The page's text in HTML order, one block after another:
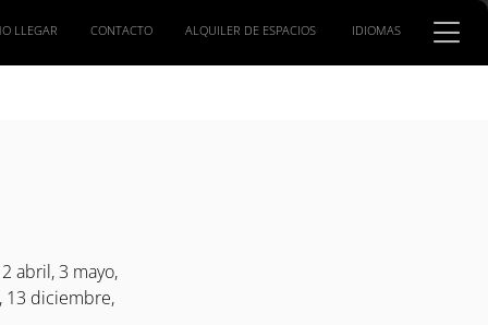
LLEGAR CONTACTO ALQUILER DE ESPACIOS IDIOMAS
abril, 3 mayo,
13 diciembre,